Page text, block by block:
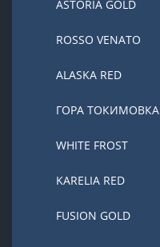
ASTORIA GOLD
ROSSO VENATO
ALASKA RED
ГОРА ТОКИМОВКА
WHITE FROST
KARELIA RED
FUSION GOLD